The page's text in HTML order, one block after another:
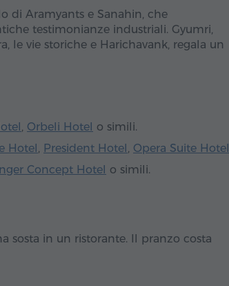
di Aramyants e Sanahin, che
testimonianze industriali. Gyumri,
le vie storiche e Harichavank, regala un
, Orbeli Hotel o simili.
Hotel, President Hotel, Opera Suite Hotel
Concept Hotel o simili.
sosta in un ristorante. Il pranzo costa